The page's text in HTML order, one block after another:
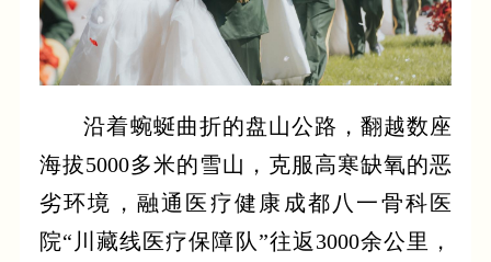
沿着蜿蜒曲折的盘山公路，翻越数座
海拔5000多米的雪山，克服高寒缺氧的恶
劣环境，融通医疗健康成都八一骨科医
院“川藏线医疗保障队”往返3000余公里，